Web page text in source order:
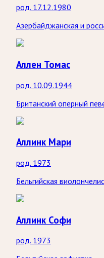
род. 17.12.1980
Азербайджанская и
Аллен Томас
род. 10.09.1944
Британский оперный
Аллинк Мари
род. 1973
Бельгийская
Аллинк Софи
род. 1973